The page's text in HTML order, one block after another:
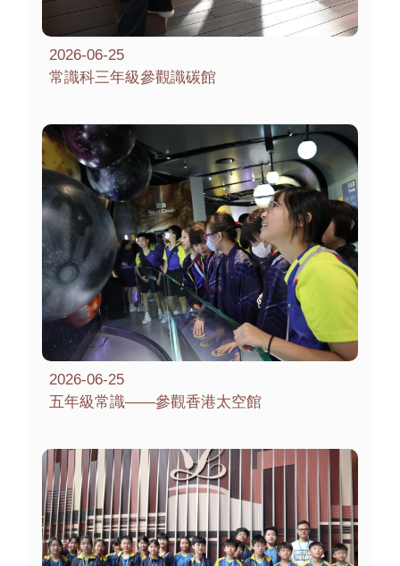
2026-06-25
常識科三年級參觀識碳館
2026-06-25
五年級常識——參觀香港太空館